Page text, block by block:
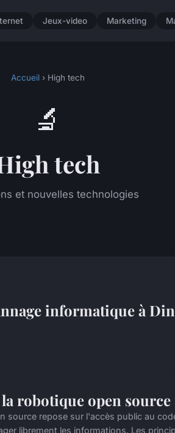
Jeux-video Marketing
Accueil› High tech
🔬
tech
et nouvelles technologies
informatique à
robotique open source
source repose sur l'accès public au
librement les informations. Les